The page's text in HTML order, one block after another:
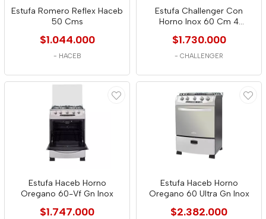
Estufa Romero Reflex Haceb
50 Cms
$1.044.000
- HACEB
Estufa Challenger Con
Horno Inox 60 Cm 4
$1.730.000
- CHALLENGER
Estufa Haceb Horno
Oregano 60-Vf Gn Inox
$1.747.000
Estufa Haceb Horno
Oregano 60 Ultra Gn Inox
$2.382.000